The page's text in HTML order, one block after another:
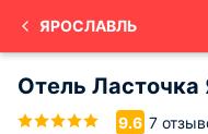
ЯРОСЛАВЛЬ
Отель Ласточка
9.6 7